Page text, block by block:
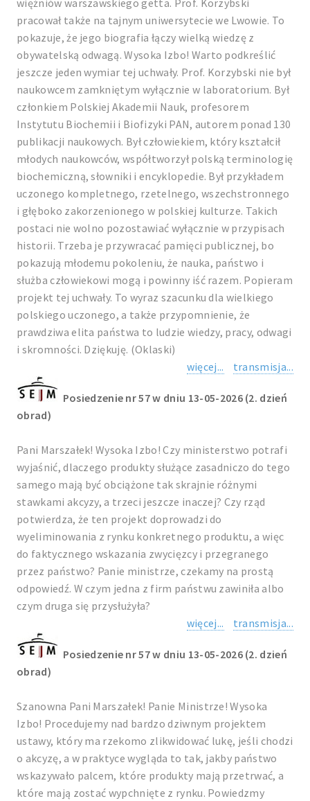
więźniów warszawskiego getta. Prof. Korzybski
pracował także na tajnym uniwersytecie we Lwowie. To
pokazuje, że jego biografia łączy wielką wiedzę z
obywatelską odwagą. Wysoka Izbo! Warto podkreślić
jeszcze jeden wymiar tej uchwały. Prof. Korzybski nie był
naukowcem zamkniętym wyłącznie w laboratorium. Był
członkiem Polskiej Akademii Nauk, profesorem
Instytutu Biochemii i Biofizyki PAN, autorem ponad 130
publikacji naukowych. Był człowiekiem, który kształcił
młodych naukowców, współtworzył polską terminologię
biochemiczną, słowniki i encyklopedie. Był przykładem
uczonego kompletnego, rzetelnego, wszechstronnego
i głęboko zakorzenionego w polskiej kulturze. Takich
postaci nie wolno pozostawiać wyłącznie w przypisach
historii. Trzeba je przywracać pamięci publicznej, bo
pokazują młodemu pokoleniu, że nauka, państwo i
służba człowiekowi mogą i powinny iść razem. Popieram
projekt tej uchwały. To wyraz szacunku dla wielkiego
polskiego uczonego, a także przypomnienie, że
prawdziwa elita państwa to ludzie wiedzy, pracy, odwagi
i skromności. Dziękuję. (Oklaski)
więcej...
transmisja...
Posiedzenie nr 57 w dniu 13-05-2026 (2. dzień
obrad)
Pani Marszałek! Wysoka Izbo! Czy ministerstwo potrafi
wyjaśnić, dlaczego produkty służące zasadniczo do tego
samego mają być obciążone tak skrajnie różnymi
stawkami akcyzy, a trzeci jeszcze inaczej? Czy rząd
potwierdza, że ten projekt doprowadzi do
wyeliminowania z rynku konkretnego produktu, a więc
do faktycznego wskazania zwycięzcy i przegranego
przez państwo? Panie ministrze, czekamy na prostą
odpowiedź. W czym jedna z firm państwu zawiniła albo
czym druga się przysłużyła?
więcej...
transmisja...
Posiedzenie nr 57 w dniu 13-05-2026 (2. dzień
obrad)
Szanowna Pani Marszałek! Panie Ministrze! Wysoka
Izbo! Procedujemy nad bardzo dziwnym projektem
ustawy, który ma rzekomo zlikwidować lukę, jeśli chodzi
o akcyzę, a w praktyce wygląda to tak, jakby państwo
wskazywało palcem, które produkty mają przetrwać, a
które mają zostać wypchnięte z rynku. Powiedzmy